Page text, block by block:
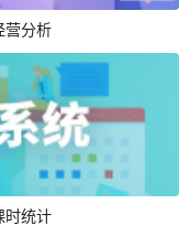
营分析
时统计